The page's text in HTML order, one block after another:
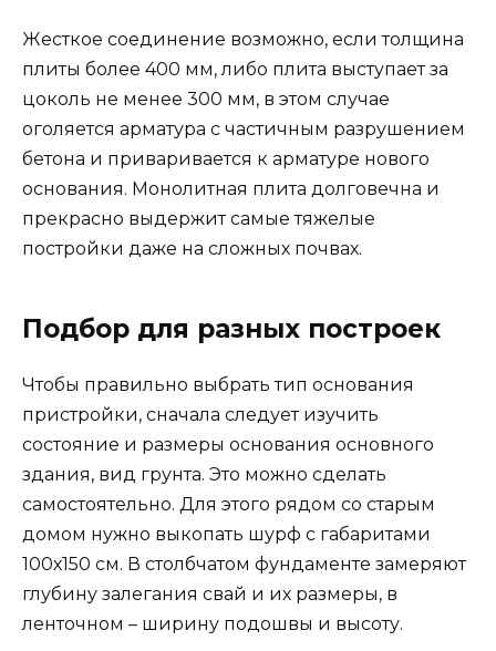
Жесткое соединение возможно, если толщина
плиты более 400 мм, либо плита выступает за
цоколь не менее 300 мм, в этом случае
оголяется арматура с частичным разрушением
бетона и приваривается к арматуре нового
основания. Монолитная плита долговечна и
прекрасно выдержит самые тяжелые
постройки даже на сложных почвах.
Подбор для разных построек
Чтобы правильно выбрать тип основания
пристройки, сначала следует изучить
состояние и размеры основания основного
здания, вид грунта. Это можно сделать
самостоятельно. Для этого рядом со старым
домом нужно выкопать шурф с габаритами
100х150 см. В столбчатом фундаменте замеряют
глубину залегания свай и их размеры, в
ленточном – ширину подошвы и высоту.